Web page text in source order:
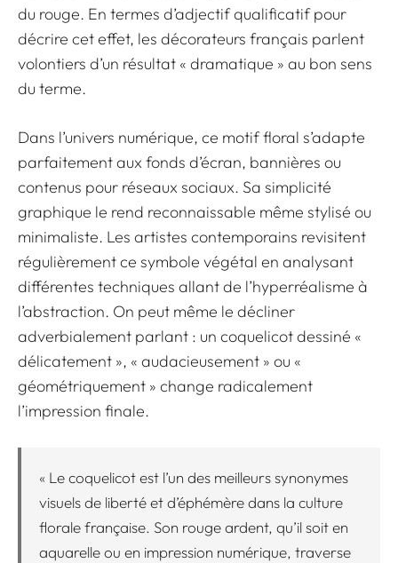
du rouge. En termes d’adjectif qualificatif pour
décrire cet effet, les décorateurs français parlent
volontiers d’un résultat « dramatique » au bon sens
du terme.
Dans l’univers numérique, ce motif floral s’adapte
parfaitement aux fonds d’écran, bannières ou
contenus pour réseaux sociaux. Sa simplicité
graphique le rend reconnaissable même stylisé ou
minimaliste. Les artistes contemporains revisitent
régulièrement ce symbole végétal en analysant
différentes techniques allant de l’hyperréalisme à
l’abstraction. On peut même le décliner
adverbialement parlant : un coquelicot dessiné «
délicatement », « audacieusement » ou «
géométriquement » change radicalement
l’impression finale.
« Le coquelicot est l’un des meilleurs synonymes
visuels de liberté et d’éphémère dans la culture
florale française. Son rouge ardent, qu’il soit en
aquarelle ou en impression numérique, traverse